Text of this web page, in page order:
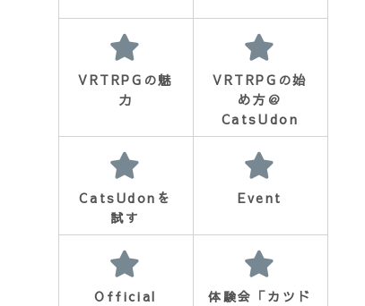
VRTRPGの魅
力
VRTRPGの始
め方＠
CatsUdon
CatsUdonを
試す
Event
Official
体験会「カツド